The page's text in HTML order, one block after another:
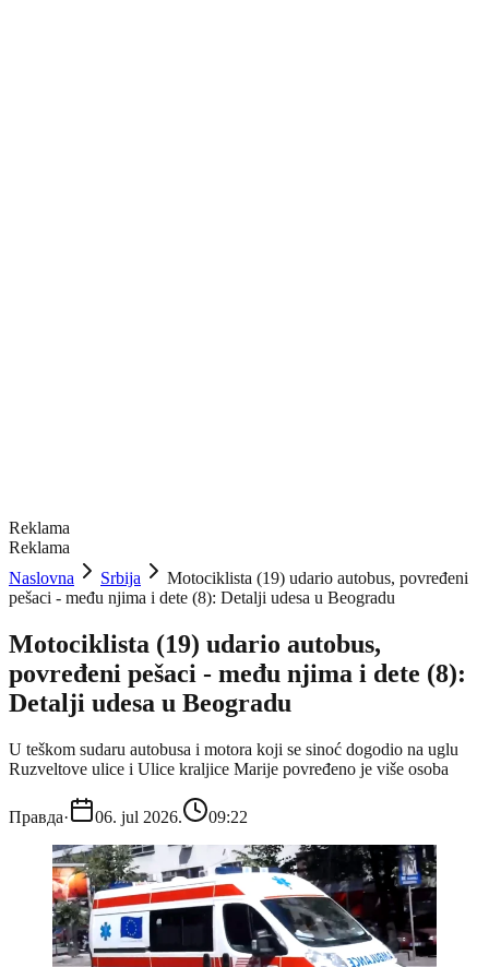
Reklama
Reklama
Naslovna
Srbija
Motociklista (19) udario autobus, povređeni
pešaci - među njima i dete (8): Detalji udesa u Beogradu
Motociklista (19) udario autobus,
povređeni pešaci - među njima i dete (8):
Detalji udesa u Beogradu
U teškom sudaru autobusa i motora koji se sinoć dogodio na uglu
Ruzveltove ulice i Ulice kraljice Marije povređeno je više osoba
Правда· 06. jul 2026. 09:22